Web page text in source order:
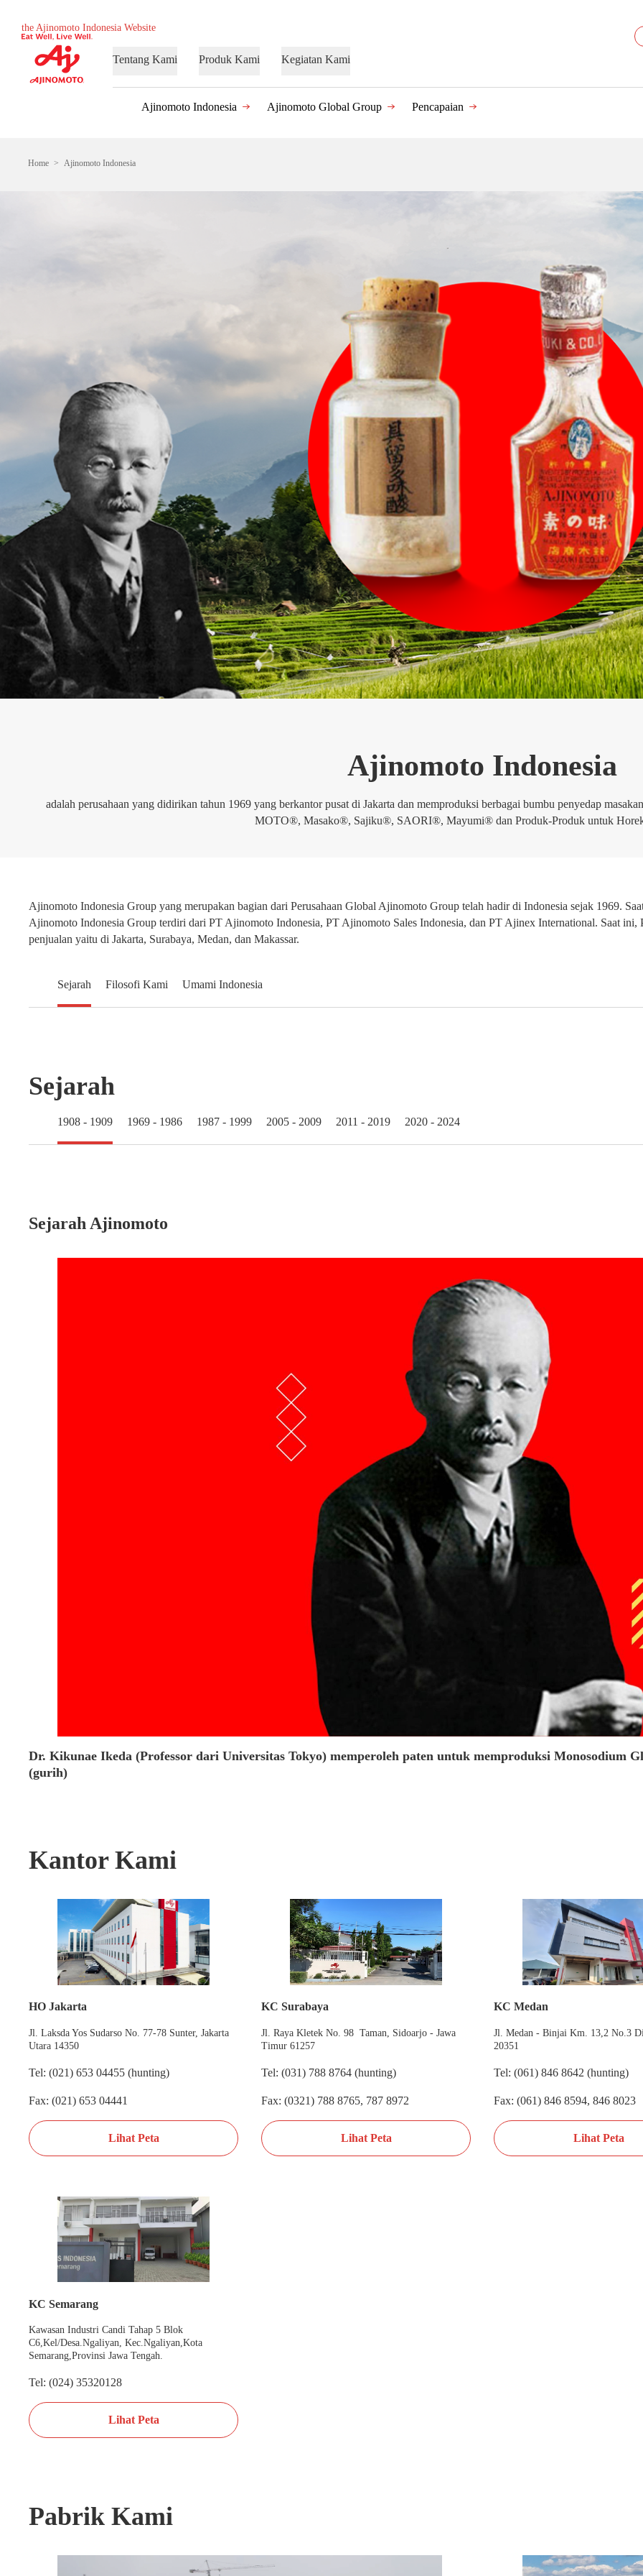
the Ajinomoto Indonesia Website
Tentang Kami Produk Kami Kegiatan Kami
Ajinomoto Indonesia Ajinomoto Global Group Pencapaian
Home Ajinomoto Indonesia
Ajinomoto Indonesia
adalah perusahaan yang didirikan tahun 1969 yang berkantor pusat di Jakarta dan memproduksi berbagai bumbu penyedap
MOTO®, Masako®, Sajiku®, SAORI®, Mayumi® dan Produk-Produk untuk
Ajinomoto Indonesia Group yang merupakan bagian dari Perusahaan Global Ajinomoto Group telah hadir di Indonesia sejak 1969.
Ajinomoto Indonesia Group terdiri dari PT Ajinomoto Indonesia, PT Ajinomoto Sales Indonesia, dan PT Ajinex International. Saat
penjualan yaitu di Jakarta, Surabaya, Medan, dan Makassar.
Sejarah Filosofi Kami Umami Indonesia
Sejarah
1908 - 1909 1969 - 1986 1987 - 1999 2005 - 2009 2011 - 2019 2020 - 2024
Sejarah Ajinomoto
Dr. Kikunae Ikeda (Professor dari Universitas Tokyo) memperoleh paten untuk memproduksi Monosodium
(gurih)
Kantor Kami
HO Jakarta
Jl. Laksda Yos Sudarso No. 77-78 Sunter, Jakarta
Utara 14350
Tel: (021) 653 04455 (hunting)
Fax: (021) 653 04441
Lihat Peta
KC Surabaya
Jl. Raya Kletek No. 98 Taman, Sidoarjo - Jawa
Timur 61257
Tel: (031) 788 8764 (hunting)
Fax: (0321) 788 8765, 787 8972
Lihat Peta
KC Medan
Jl. Medan - Binjai Km. 13,2 No.3
20351
Tel: (061) 846 8642 (hunting)
Fax: (061) 846 8594, 846 8023
Lihat Peta
KC Semarang
Kawasan Industri Candi Tahap 5 Blok
C6,Kel/Desa.Ngaliyan, Kec.Ngaliyan,Kota
Semarang,Provinsi Jawa Tengah.
Tel: (024) 35320128
Lihat Peta
Pabrik Kami